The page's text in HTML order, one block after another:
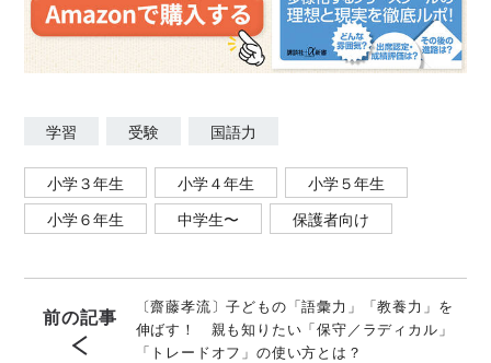
学習 受験 国語力
小学３年生 小学４年生
小学５年生
小学６年生
中学生〜 保護者向け
前の記事
〔齋藤孝流〕子どもの「語彙力」「教養力」を
伸ばす！ 親も知りたい「保守／ラディカル」
「トレードオフ」の使い方とは？